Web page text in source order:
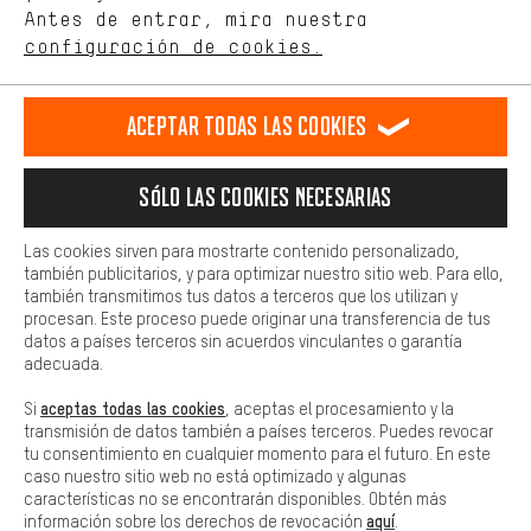
español
ES english
EN Deutsch
DE
RESCINDIR EL CONTRATO Comunidad de Aquisgrán Programa de afiliados
Aviso Legal Protección de datos Condiciones Generales
Plataforma de reportes Reciclaje de baterias
Configuración de las cookies Ajusta el contraste
Todos los precios indicados son en euros e sin MwSt, más
gastos de envío aEstados Unidos.
Antes de entrar, mira nuestra
configuración de cookies.
de nuestro sitio web y nuestra oferta de la tienda con tu
comportamiento de compra.
Más confort
cookies de comodidad, creamos enlaces a plataformas de redes
sociales. Esto nos permite proporcionarle más contenido e
adicionales que le ayudarán a encontrar los productos adecuados.
preguntas de forma rápida y sencilla.
Básica
Las cookies básicas aseguran que puedas usar nuestro sitio web.
Aceptar todas las cookies
Sólo las cookies necesarias
Las cookies sirven para mostrarte contenido personalizado,
también publicitarios, y para optimizar nuestro sitio web. Para ello,
también transmitimos tus datos a terceros que los utilizan y
procesan. Este proceso puede originar una transferencia de tus
datos a países terceros sin acuerdos vinculantes o garantía
adecuada.
Si aceptas todas las cookies , aceptas el procesamiento y la
transmisión de datos también a países terceros. Puedes revocar
tu consentimiento en cualquier momento para el futuro. En este
caso nuestro sitio web no está optimizado y algunas
características no se encontrarán disponibles. Obtén más
información sobre los derechos de revocación aquí.